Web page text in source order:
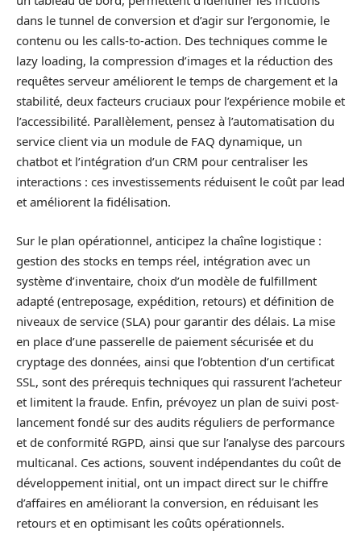
dans le tunnel de conversion et d’agir sur l’ergonomie, le
contenu ou les calls-to-action. Des techniques comme le
lazy loading, la compression d’images et la réduction des
requêtes serveur améliorent le temps de chargement et la
stabilité, deux facteurs cruciaux pour l’expérience mobile et
l’accessibilité. Parallèlement, pensez à l’automatisation du
service client via un module de FAQ dynamique, un
chatbot et l’intégration d’un CRM pour centraliser les
interactions : ces investissements réduisent le coût par lead
et améliorent la fidélisation.
Sur le plan opérationnel, anticipez la chaîne logistique :
gestion des stocks en temps réel, intégration avec un
système d’inventaire, choix d’un modèle de fulfillment
adapté (entreposage, expédition, retours) et définition de
niveaux de service (SLA) pour garantir des délais. La mise
en place d’une passerelle de paiement sécurisée et du
cryptage des données, ainsi que l’obtention d’un certificat
SSL, sont des prérequis techniques qui rassurent l’acheteur
et limitent la fraude. Enfin, prévoyez un plan de suivi post-
lancement fondé sur des audits réguliers de performance
et de conformité RGPD, ainsi que sur l’analyse des parcours
multicanal. Ces actions, souvent indépendantes du coût de
développement initial, ont un impact direct sur le chiffre
d’affaires en améliorant la conversion, en réduisant les
retours et en optimisant les coûts opérationnels.